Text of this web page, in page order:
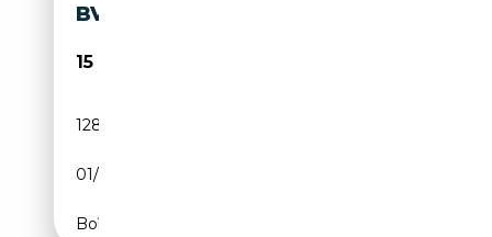
BVA
15 100€
128 200 km
01/1992
Boîte automatique